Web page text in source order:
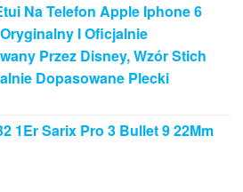
Na Telefon Apple Iphone 6
I Oficjalnie
Przez Disney, Wzór Stich
Dopasowane Plecki
1Er Sarix Pro 3 Bullet 9 22Mm